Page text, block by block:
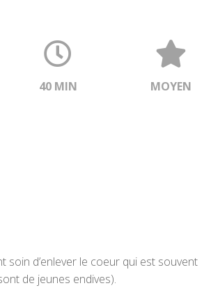
40 MIN MOYEN
soin d’enlever le coeur qui est souvent
de jeunes endives).